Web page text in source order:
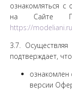
ознакомляться с
на Сайте
https://
3.7.
подтверждает,
ознакомлен
версии